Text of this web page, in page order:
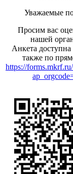
Уважаемые
Просим вас
нашей
Анкета доступна
также по
https://